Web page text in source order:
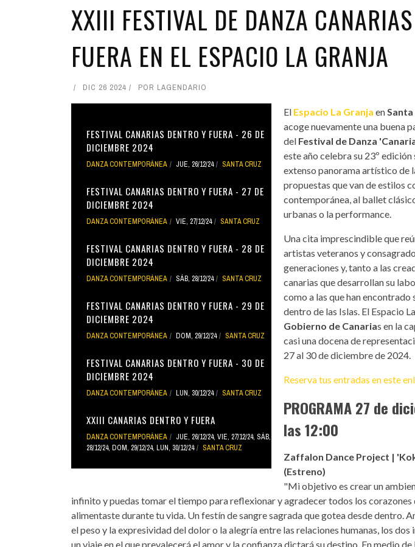
XXIII FESTIVAL DE DANZA
FUERA EN EL ESPACIO LA GRANJA
DIC 26 2024 POR LAGENDARIO
FESTIVAL CANARIAS DENTRO Y FUERA - 26 DE
DICIEMBRE 2024
DANZA CONTEMPORÁNEA JUE, 26/12/24 SANTA CRUZ
FESTIVAL CANARIAS DENTRO Y FUERA - 27 DE
DICIEMBRE 2024
DANZA CONTEMPORÁNEA VIE, 27/12/24 SANTA CRUZ
FESTIVAL CANARIAS DENTRO Y FUERA - 28 DE
DICIEMBRE 2024
DANZA CONTEMPORÁNEA SÁB, 28/12/24 SANTA CRUZ
FESTIVAL CANARIAS DENTRO Y FUERA - 29 DE
DICIEMBRE 2024
DANZA CONTEMPORÁNEA DOM, 29/12/24 SANTA CRUZ
FESTIVAL CANARIAS DENTRO Y FUERA - 30 DE
DICIEMBRE 2024
DANZA CONTEMPORÁNEA LUN, 30/12/24 SANTA CRUZ
XXIII CANARIAS DENTRO Y FUERA
DANZA CONTEMPORÁNEA JUE, 26/12/24, VIE, 27/12/24, SÁB,
28/12/24, DOM, 29/12/24, LUN, 30/12/24 SANTA CRUZ
ElEspacio La Granja en
acoge nuevamente una buena
del Festival de Danza
este año celebra su 23º
extenso panorama artístico de
propuestas que van de estilos
contemporánea, al ballet
urbanas o la performance.
Una cita imprescindible que
artistas veteranos y
generaciones y, tanto a las
canarias que desarrollan su
como a las que han
dentro de las Islas. El Espacio
Gobierno de Canarias en la
casi una docena de
27 al 30 de diciembre de 2024.
Reserva tus entradas en este
PROGRAMA 27 de
las 12:00
Zaffalon Dance Project |
(Estreno)
"Mi objetivo es crear un
infinito y puedas tomar el tiempo para reflexionar y agradecer todos los corazones
alimentaste durante tu vida. Un festín de sangre sagrada que gotea desde dentro.
el peso y la expresividad del dolor o la alegría entre las relaciones humanas, los
un viaje en el que prevalecerá el amor y la confianza dictará su destino. En medio